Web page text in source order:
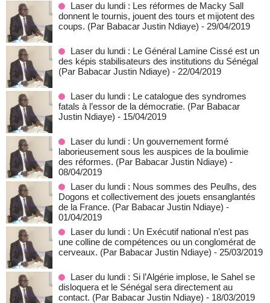
Laser du lundi : Les réformes de Macky Sall
donnent le tournis, jouent des tours et mijotent des
coups. (Par Babacar Justin Ndiaye) - 29/04/2019
Laser du lundi : Le Général Lamine Cissé est un
des képis stabilisateurs des institutions du Sénégal
(Par Babacar Justin Ndiaye) - 22/04/2019
Laser du lundi : Le catalogue des syndromes
fatals à l’essor de la démocratie. (Par Babacar
Justin Ndiaye) - 15/04/2019
Laser du lundi : Un gouvernement formé
laborieusement sous les auspices de la boulimie
des réformes. (Par Babacar Justin Ndiaye) -
08/04/2019
Laser du lundi : Nous sommes des Peulhs, des
Dogons et collectivement des jouets ensanglantés
de la France. (Par Babacar Justin Ndiaye) -
01/04/2019
Laser du lundi : Un Exécutif national n’est pas
une colline de compétences ou un conglomérat de
cerveaux. (Par Babacar Justin Ndiaye) - 25/03/2019
Laser du lundi : Si l’Algérie implose, le Sahel se
disloquera et le Sénégal sera directement au
contact. (Par Babacar Justin Ndiaye) - 18/03/2019